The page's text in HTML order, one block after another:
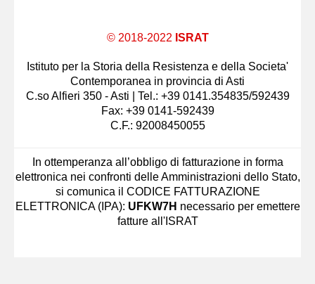
© 2018-2022 ISRAT
Istituto per la Storia della Resistenza e della Societa'
Contemporanea in provincia di Asti
C.so Alfieri 350 - Asti | Tel.: +39 0141.354835/592439
Fax: +39 0141-592439
C.F.: 92008450055
In ottemperanza all’obbligo di fatturazione in forma
elettronica nei confronti delle Amministrazioni dello Stato,
si comunica il CODICE FATTURAZIONE
ELETTRONICA (IPA): UFKW7H necessario per emettere
fatture all'ISRAT